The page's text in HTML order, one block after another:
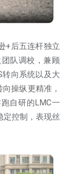
+后五连杆独立
队调校，兼顾
向系统以及大
操纵更精准，
自研的LMC一
定控制，表现丝